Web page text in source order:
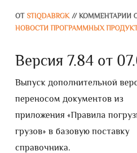
ОТ STIQDABRGK // КОММЕНТАРИИ
НОВОСТИ ПРОГРАММНЫХ
Версия 7.84 от
Выпуск дополнительной
переносом документов из
приложения «Правила
грузов» в базовую поставку
справочника.